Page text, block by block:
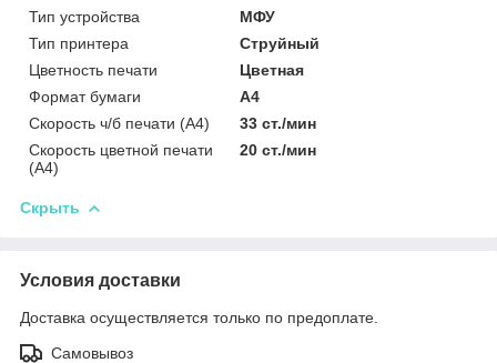
Тип устройства
МФУ
Тип принтера
Струйный
Цветность печати
Цветная
Формат бумаги
А4
Скорость ч/б печати (A4)
33 ст./мин
Скорость цветной печати
(A4)
20 ст./мин
Скрыть
Условия доставки
Доставка осуществляется только по предоплате.
Самовывоз